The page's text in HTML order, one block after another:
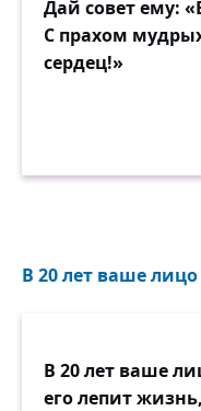
Дай совет ему:
С прахом
сердец!»
В 20 лет ваше
В 20 лет ваше
его лепит